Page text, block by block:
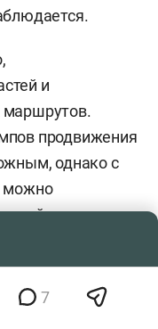
и
маршрутов.
продвижения
однако с
можно
половине
как в
Доброполья.
российских
7